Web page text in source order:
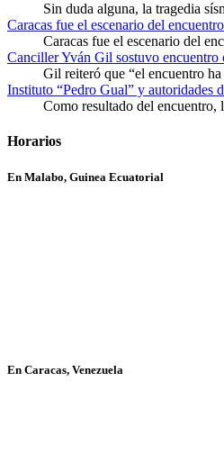
Sin duda alguna, la tragedia
Caracas fue el escenario del
Caracas fue el escenario del
Canciller Yván Gil sostuvo encuentro
Gil reiteró que “el encuentro
Instituto “Pedro Gual” y autoridades
Como resultado del encuentro,
Horarios
En Malabo, Guinea Ecuatorial
En Caracas, Venezuela